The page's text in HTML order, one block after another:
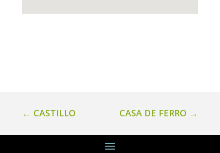
← CASTILLO CASA DE FERRO →